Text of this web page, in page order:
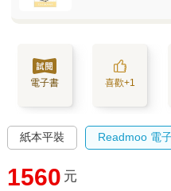
電子書 喜歡+1
紙本平裝 Readmoo 電
1560 元